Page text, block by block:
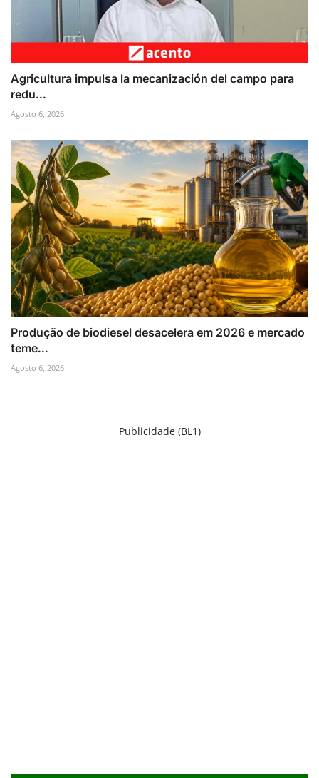
Agricultura impulsa la mecanización del campo para
redu...
Agosto 6, 2026
Produção de biodiesel desacelera em 2026 e mercado
teme...
Agosto 6, 2026
Publicidade (BL1)